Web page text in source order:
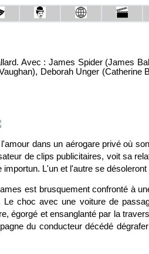
Avec : James Spider (James
Deborah Unger (Catherine
dans un aérogare privé où
de clips publicitaires, voit sa
importun. L'un et l'autre se
est brusquement confronté à
Le choc avec une voiture de
égorgé et ensanglanté par la
du conducteur décédé